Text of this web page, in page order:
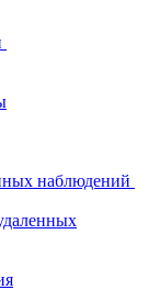
наблюдений